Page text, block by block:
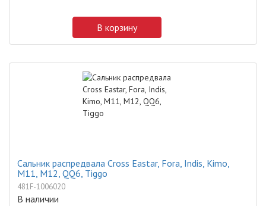
В корзину
Сальник распредвала Cross Eastar, Fora, Indis, Kimo,
M11, M12, QQ6, Tiggo
481F-1006020
В наличии